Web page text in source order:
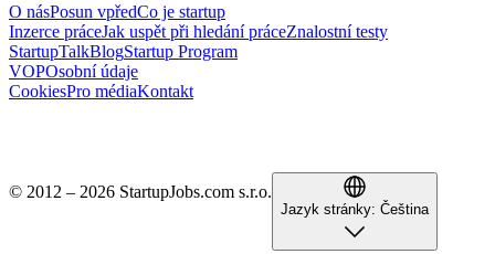
O násPosun vpředCo je startup
Inzerce práceJak uspět při hledání práceZnalostní testy
StartupTalkBlogStartup Program
VOPOsobní údaje
CookiesPro médiaKontakt
© 2012 – 2026 StartupJobs.com s.r.o.
Jazyk stránky: Čeština